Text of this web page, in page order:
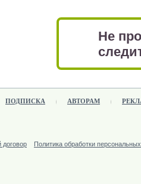
Не
ПОДПИСКА АВТОРАМ
договор Политика обработки